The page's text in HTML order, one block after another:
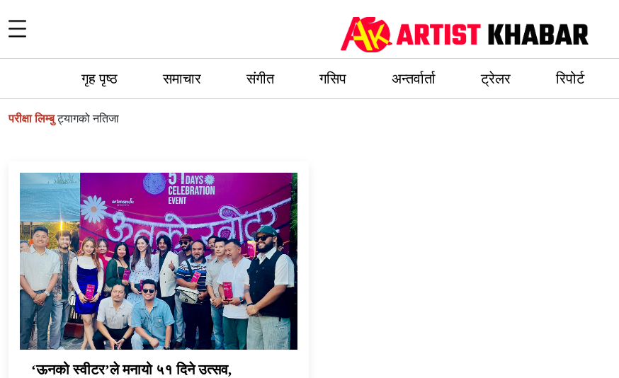
गृह पृष्ठ समाचार संगीत गसिप अन्तर्वार्ता ट्रेलर रिपोर्ट
परीक्षा लिम्बुट्यागको नतिजा
‘ऊनको स्वीटर’ले मनायो ५१ दिने उत्सव,